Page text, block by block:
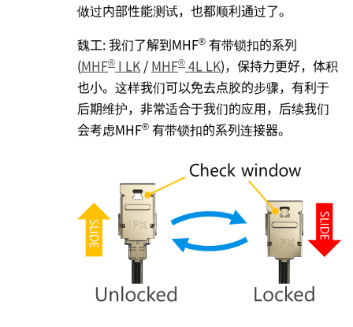
做过内部性能测试，也都顺利通过了。
魏工: 我们了解到MHF® 有带锁扣的系列
(MHF® I LK / MHF® 4L LK)，保持力更好，体积
也小。这样我们可以免去点胶的步骤，有利于
后期维护，非常适合于我们的应用，后续我们
会考虑MHF® 有带锁扣的系列连接器。